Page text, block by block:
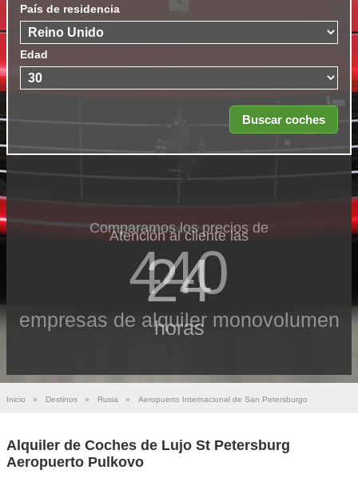
País de residencia
Edad
Comparamos los precios de
440
empresas de alquiler monovolumen
Atención al cliente las
24
horas
Inicio » Destinos » Rusia » Aeropuerto Internacional de San Petersburgo
Alquiler de Coches de Lujo St Petersburg
Aeropuerto Pulkovo